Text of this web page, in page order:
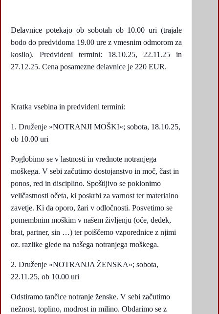
Delavnice potekajo ob sobotah ob 10.00 uri (trajale
bodo do predvidoma 19.00 ure z vmesnim odmorom za
kosilo). Predvideni termini: 18.10.25, 22.11.25 in
27.12.25. Cena posamezne delavnice je 220 EUR.
Kratka vsebina in predvideni termini:
Druženje »NOTRANJI MOŠKI«; sobota, 18.10.25,
ob 10.00 uri
Poglobimo se v lastnosti in vrednote notranjega
moškega. V sebi začutimo dostojanstvo in moč, čast in
ponos, red in disciplino. Spoštljivo se poklonimo
veličastnosti očeta, ki poskrbi za varnost ter materialno
zavetje. Ki da oporo, žari v odločnosti. Posvetimo se
pomembnim moškim v našem življenju (oče, dedek,
brat, partner, sin …) ter poiščemo vzporednice z njimi
oz. razlike glede na našega notranjega moškega.
2. Druženje »NOTRANJA ŽENSKA«; sobota,
22.11.25, ob 10.00 uri
Odstiramo tančice notranje ženske. V sebi začutimo
nežnost, toplino, modrost in milino. Obdarimo se z